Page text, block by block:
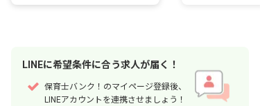
LINEに希望条件に合う求人が届く！
保育士バンク！のマイページ登録後、
LINEアカウントを連携させましょう！